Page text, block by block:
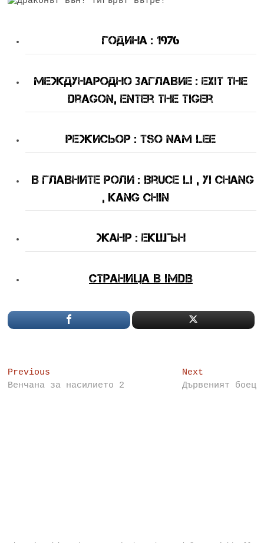
Година : 1976
международно Заглавие : Exit the
dragon, enter the tiger
Режисьор : Tso Nam Lee
В Главните Роли : Bruce Li , Yi Chang
, Kang Chin
Жанр : екшън
Страница в IMDB
Post
navigation
Previous
post:
Венчана за насилието 2
NextNext
post:
Дървеният боец